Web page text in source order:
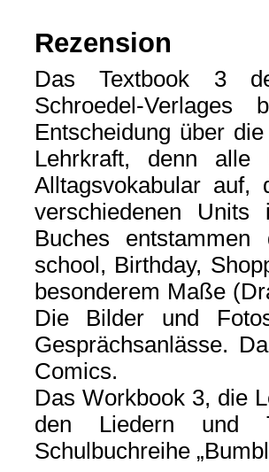
Rezension
Das Textbook 3
Schroedel-Verlages
Entscheidung über
Lehrkraft, denn alle
Alltagsvokabular
verschiedenen
Buches
school, Birthday,
besonderem Maße
Die Bilder und
Gesprächsanlässe.
Comics.
Das Workbook 3, die
den Liedern und
Schulbuchreihe